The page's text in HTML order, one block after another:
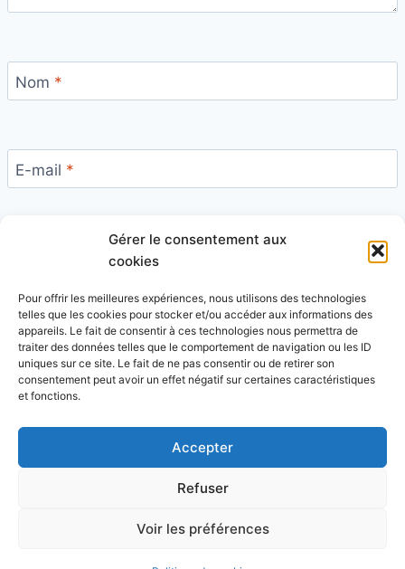
Gérer le consentement aux
cookies
Pour offrir les meilleures expériences, nous utilisons des technologies
telles que les cookies pour stocker et/ou accéder aux informations des
appareils. Le fait de consentir à ces technologies nous permettra de
traiter des données telles que le comportement de navigation ou les ID
uniques sur ce site. Le fait de ne pas consentir ou de retirer son
consentement peut avoir un effet négatif sur certaines caractéristiques
et fonctions.
Accepter
Refuser
Voir les préférences
Nom *
E-mail *
Ce site utilise Akismet pour réduire les indésirables.
En savoir plus sur la façon dont les données de vos
Kadence WP